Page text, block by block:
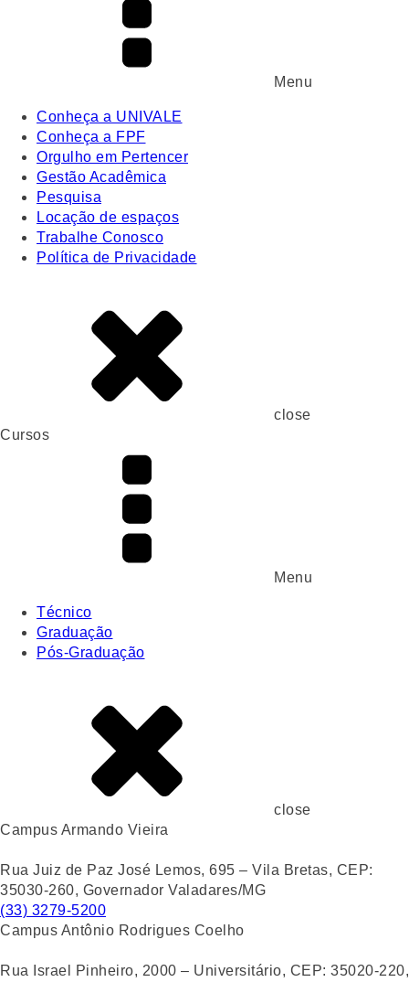
Menu
Conheça a UNIVALE
Conheça a FPF
Orgulho em Pertencer
Gestão Acadêmica
Pesquisa
Locação de espaços
Trabalhe Conosco
Política de Privacidade
close
Cursos
Menu
Técnico
Graduação
Pós-Graduação
close
Campus Armando Vieira
Rua Juiz de Paz José Lemos, 695 – Vila Bretas, CEP:
35030-260, Governador Valadares/MG
(33) 3279-5200
Campus Antônio Rodrigues Coelho
Rua Israel Pinheiro, 2000 – Universitário, CEP: 35020-220,